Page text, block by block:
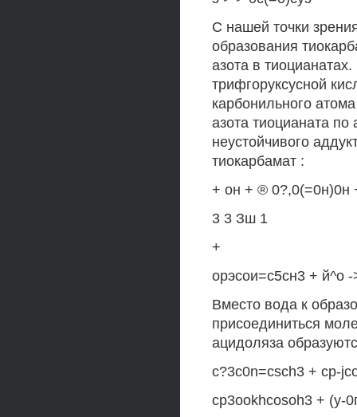
С нашей точки
образования
азота в
трифгоруксусной
карбонильного
азота тиоцианата
неустойчивого
тиокарбамат :
+ он + ® 0?,0(=0н)0н
3 3 Зш 1
+
орэсои=с5сн3 + й^о
Вместо вода к
присоединиться
ацидоляза
c?3c0n=csch3 + cp-
cp3ookhcosoh3 + (у-